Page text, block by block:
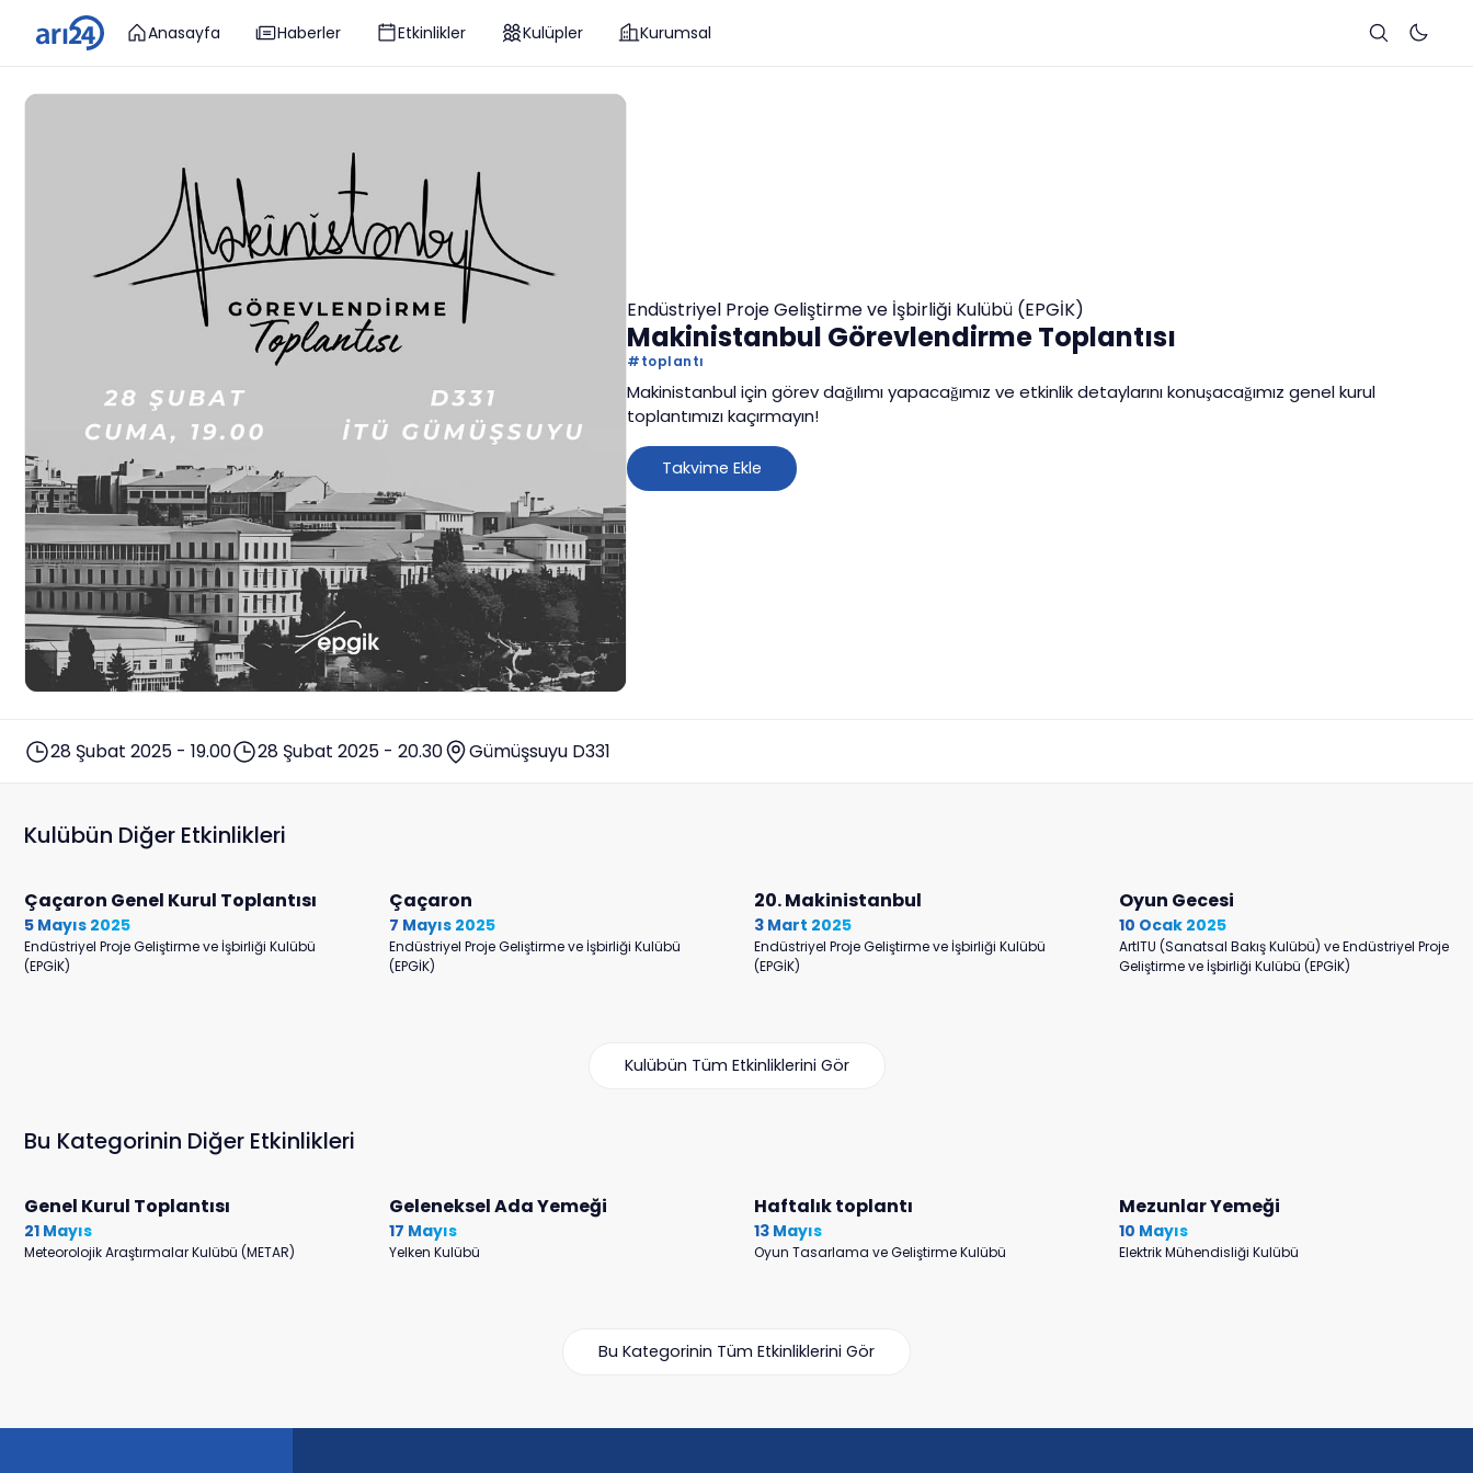
Anasayfa Haberler Etkinlikler Kulüpler Kurumsal
Endüstriyel Proje Geliştirme ve İşbirliği Kulübü (EPGİK)
Makinistanbul Görevlendirme Toplantısı
#toplantı
Makinistanbul için görev dağılımı yapacağımız ve etkinlik detaylarını konuşacağımız genel kurul
toplantımızı kaçırmayın!
Takvime Ekle
28 Şubat 2025 - 19.00 28 Şubat 2025 - 20.30 Gümüşsuyu D331
Kulübün Diğer Etkinlikleri
Çaçaron Genel Kurul Toplantısı
5 Mayıs 2025
Endüstriyel Proje Geliştirme ve İşbirliği Kulübü
(EPGİK)
Çaçaron
7 Mayıs 2025
Endüstriyel Proje Geliştirme ve İşbirliği Kulübü
(EPGİK)
20. Makinistanbul
3 Mart 2025
Endüstriyel Proje Geliştirme ve İşbirliği Kulübü
(EPGİK)
Oyun Gecesi
10 Ocak 2025
ArtITU (Sanatsal Bakış Kulübü) ve Endüstriyel Proje
Geliştirme ve İşbirliği Kulübü (EPGİK)
Kulübün Tüm Etkinliklerini Gör
Bu Kategorinin Diğer Etkinlikleri
Genel Kurul Toplantısı
21 Mayıs
Meteorolojik Araştırmalar Kulübü (METAR)
Geleneksel Ada Yemeği
17 Mayıs
Yelken Kulübü
Haftalık toplantı
13 Mayıs
Oyun Tasarlama ve Geliştirme Kulübü
Mezunlar Yemeği
10 Mayıs
Elektrik Mühendisliği Kulübü
Bu Kategorinin Tüm Etkinliklerini Gör